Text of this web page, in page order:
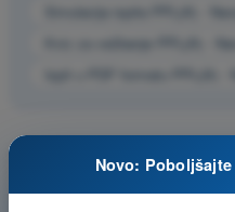
Simulacija ispita PPL(A) -
Kviz za vežbanje PPL(A) -
Ispit u PDF formatu PPL(A) -
Novo: